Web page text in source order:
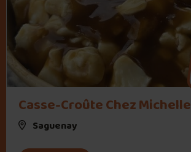
Casse-Croûte Chez Michelle
Saguenay